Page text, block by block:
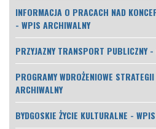
INFORMACJA O PRACACH NAD
- WPIS ARCHIWALNY
PRZYJAZNY TRANSPORT PUBLICZNY
PROGRAMY WDROŻENIOWE
ARCHIWALNY
BYDGOSKIE ŻYCIE KULTURALNE -